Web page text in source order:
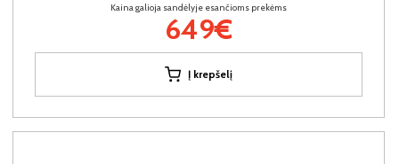
Kaina galioja sandėlyje esančioms prekėms
649€
Į krepšelį